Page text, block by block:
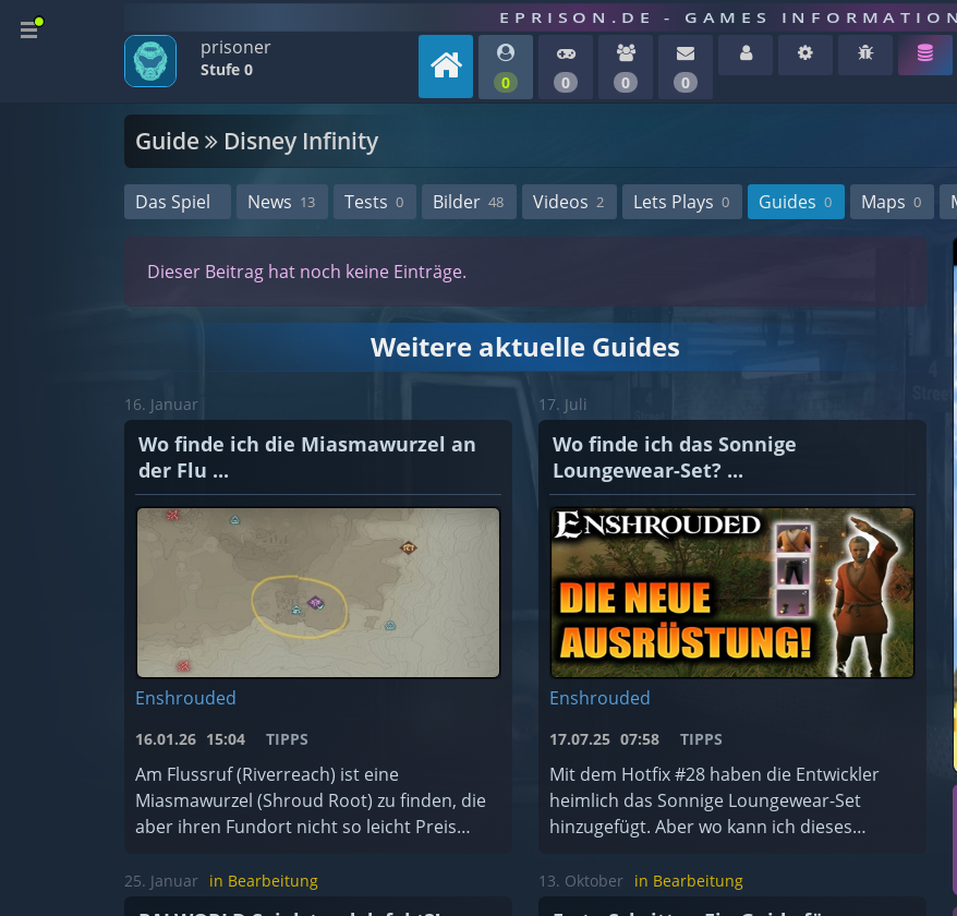
EPRISON.DE - GAMES INFORMATION
prisoner
Stufe 0
0 0 0 0
Guide Disney Infinity
Das Spiel News 13 Tests 0 Bilder 48 Videos 2 Lets Plays 0 Guides 0 Maps 0
Dieser Beitrag hat noch keine Einträge.
Weitere aktuelle Guides
16. Januar
Wo finde ich die Miasmawurzel an
der Flu ...
Enshrouded
16.01.26 15:04 TIPPS
Am Flussruf (Riverreach) ist eine
Miasmawurzel (Shroud Root) zu finden, die
aber ihren Fundort nicht so leicht Preis
17. Juli
Wo finde ich das Sonnige
Loungewear-Set? ...
Enshrouded
17.07.25 07:58 TIPPS
Mit dem Hotfix #28 haben die Entwickler
heimlich das Sonnige Loungewear-Set
hinzugefügt. Aber wo kann ich dieses
25. Januar in Bearbeitung 13. Oktober in Bearbeitung